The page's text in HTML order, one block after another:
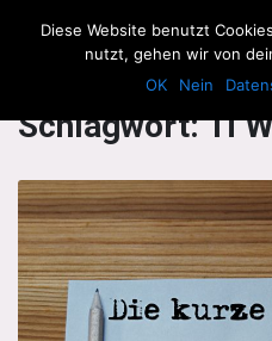
The Howling
Schlagwort:Ti
Diese Website benutzt
nutzt, gehen wir von
OK
Nein